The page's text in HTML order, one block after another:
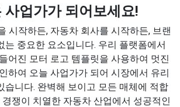
사업가가 되어보세요!
시작하든, 자동차 회사를 시작하든, 브랜
는 중요한 요소입니다. 우리 플랫폼에서
어진 모터 로고 템플릿을 사용하여 멋진
하여 오늘 사업가가 되어 시장에서 유리
습니다. 완벽해 보이고 모든 매체에 적합
쟁이 치열한 자동차 산업에서 성공적인